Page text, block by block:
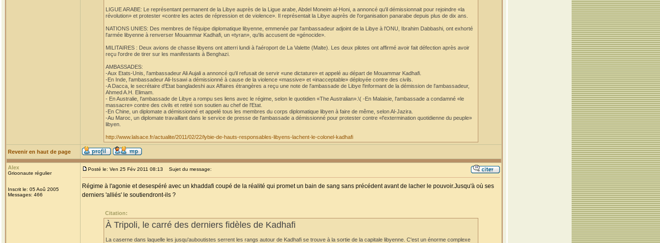
LIGUE ARABE: Le représentant permanent de la Libye auprès de la Ligue arabe, Abdel Moneim al-Honi, a annoncé qu'il démissionnait pour rejoindre «la
révolution» et protester «contre les actes de répression et de violence». Il représentait la Libye auprès de l'organisation panarabe depuis plus de dix ans.
NATIONS UNIES: Des membres de l'équipe diplomatique libyenne, emmenée par l'ambassadeur adjoint de la Libye à l'ONU, Ibrahim Dabbashi, ont exhorté
l'armée libyenne à renverser Mouammar Kadhafi, un «tyran», qu'ils accusent de «génocide».
MILITAIRES : Deux avions de chasse libyens ont atterri lundi à l'aéroport de La Valette (Malte). Les deux pilotes ont affirmé avoir fait défection après avoir
reçu l'ordre de tirer sur les manifestants à Benghazi.
AMBASSADES:
-Aux Etats-Unis, l'ambassadeur Ali Aujali a annoncé qu'il refusait de servir «une dictature» et appelé au départ de Mouammar Kadhafi.
-En Inde, l'ambassadeur Ali-Issawi a démissionné à cause de la violence «massive» et «inacceptable» déployée contre des civils.
-A Dacca, le secrétaire d'Etat bangladeshi aux Affaires étrangères a reçu une note de l'ambassade de Libye l'informant de la démission de l'ambassadeur,
Ahmed A.H. Elimam.
- En Australie, l'ambassade de Libye a rompu ses liens avec le régime, selon le quotidien «The Australian».\( -En Malaisie, l'ambassade a condamné «le
massacre» contre des civils et retiré son soutien au chef de l'Etat.
-En Chine, un diplomate a démissionné et appelé tous les membres du corps diplomatique libyen à faire de même, selon Al-Jazira.
-Au Maroc, un diplomate travaillant dans le service de presse de l'ambassade a démissionné pour protester contre «l'extermination quotidienne du peuple»
libyen.
http://www.lalsace.fr/actualite/2011/02/22/lybie-de-hauts-responsables-libyens-lachent-le-colonel-kadhafi
Revenir en haut de page
Alex
Grioonaute régulier
Inscrit le: 05 Aoû 2005
Messages: 466
Posté le: Ven 25 Fév 2011 08:13 Sujet du message:
Régime à l'agonie et desespéré avec un khaddafi coupé de la réalité qui promet un bain de sang sans précédent avant de lacher le pouvoir.Jusqu'à où ses
derniers 'alliés' le soutiendront-ils ?
Citation:
À Tripoli, le carré des derniers fidèles de Kadhafi
La caserne dans laquelle les jusqu'auboutistes serrent les rangs autour de Kadhafi se trouve à la sortie de la capitale libyenne. C'est un énorme complexe